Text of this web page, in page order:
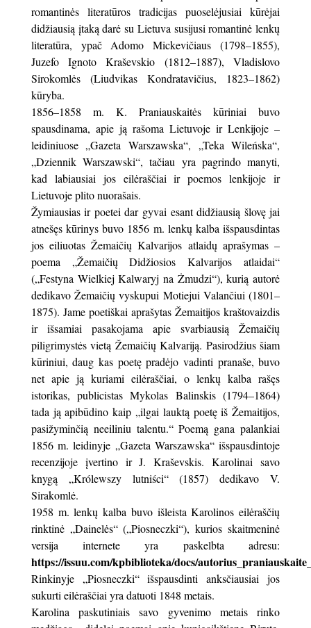
romantinės literatūros tradicijas puoselėjusiai kūrėjai
didžiausią įtaką darė su Lietuva susijusi romantinė lenkų
literatūra, ypač Adomo Mickevičiaus (1798–1855),
Juzefo Ignoto Kraševskio (1812–1887), Vladislovo
Sirokomlės (Liudvikas Kondratavičius, 1823–1862)
kūryba.
1856–1858 m. K. Praniauskaitės kūriniai buvo
spausdinama, apie ją rašoma Lietuvoje ir Lenkijoje –
leidiniuose „Gazeta Warszawska“, „Teka Wileńska“,
„Dziennik Warszawski“, tačiau yra pagrindo manyti,
kad labiausiai jos eilėraščiai ir poemos lenkijoje ir
Lietuvoje plito nuorašais.
Žymiausias ir poetei dar gyvai esant didžiausią šlovę jai
atnešęs kūrinys buvo 1856 m. lenkų kalba išspausdintas
jos eiliuotas Žemaičių Kalvarijos atlaidų aprašymas –
poema „Žemaičių Didžiosios Kalvarijos atlaidai“
(„Festyna Wielkiej Kalwaryj na Żmudzi“), kurią autorė
dedikavo Žemaičių vyskupui Motiejui Valančiui (1801–
1875). Jame poetiškai aprašytas Žemaitijos kraštovaizdis
ir išsamiai pasakojama apie svarbiausią Žemaičių
piligrimystės vietą Žemaičių Kalvariją. Pasirodžius šiam
kūriniui, daug kas poetę pradėjo vadinti pranaše, buvo
net apie ją kuriami eilėraščiai, o lenkų kalba rašęs
istorikas, publicistas Mykolas Balinskis (1794–1864)
tada ją apibūdino kaip „ilgai lauktą poetę iš Žemaitijos,
pasižyminčią neeiliniu talentu.“ Poemą gana palankiai
1856 m. leidinyje „Gazeta Warszawska“ išspausdintoje
recenzijoje įvertino ir J. Kraševskis. Karolinai savo
knygą „Królewszy lutniści“ (1857) dedikavo V.
Sirakomlė.
1958 m. lenkų kalba buvo išleista Karolinos eilėraščių
rinktinė „Dainelės“ („Piosneczki“), kurios skaitmeninė
versija internete yra paskelbta adresu:
https://issuu.com/kpbiblioteka/docs/
Rinkinyje „Piosneczki“ išspausdinti anksčiausiai jos
sukurti eilėraščiai yra datuoti 1848 metais.
Karolina paskutiniais savo gyvenimo metais rinko